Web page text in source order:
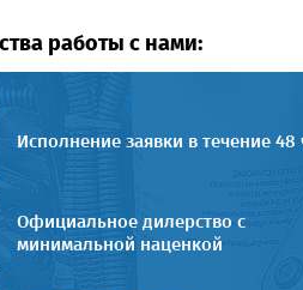
работы с нами:
Исполнение заявки в течение 48
Официальное дилерство с
минимальной наценкой